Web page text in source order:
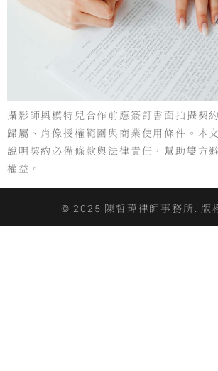
攝影師與模特兒合作前應簽訂書面拍攝契
歸屬、肖像授權範圍與商業使用條件。本
說明契約必備條款與法律責任，幫助雙方
權益。
© 2025 陳哲瑋律師事務所. 版